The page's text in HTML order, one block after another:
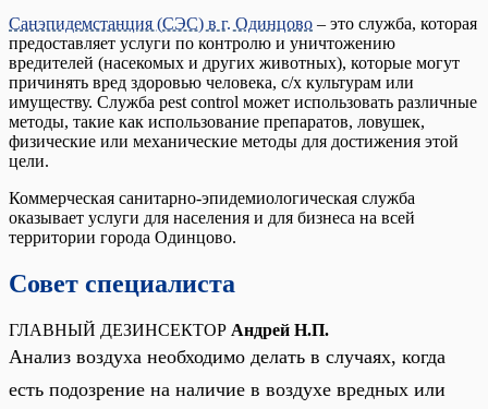
Санэпидемстанция (СЭС) в г. Одинцово – это служба, которая
предоставляет услуги по контролю и уничтожению
вредителей (насекомых и других животных), которые могут
причинять вред здоровью человека, с/х культурам или
имуществу. Служба pest control может использовать различные
методы, такие как использование препаратов, ловушек,
физические или механические методы для достижения этой
цели.
Коммерческая санитарно-эпидемиологическая служба
оказывает услуги для населения и для бизнеса на всей
территории города Одинцово.
Совет специалиста
ГЛАВНЫЙ ДЕЗИНСЕКТОР Андрей Н.П.
Анализ воздуха необходимо делать в случаях, когда
есть подозрение на наличие в воздухе вредных или